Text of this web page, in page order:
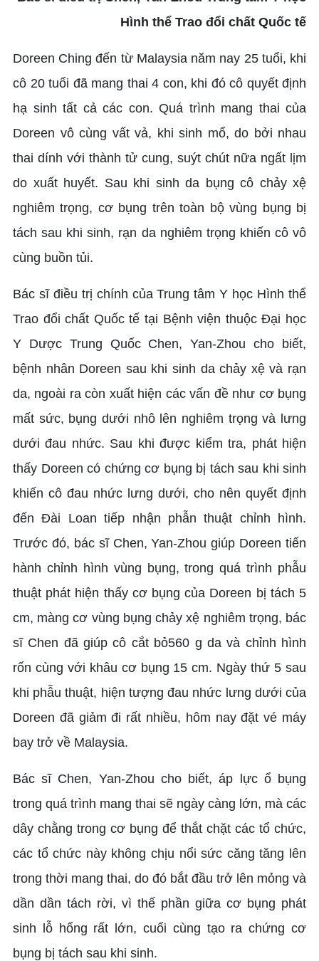
Hình thể Trao đổi chất Quốc tế
Doreen Ching đến từ Malaysia năm nay 25 tuổi, khi
cô 20 tuổi đã mang thai 4 con, khi đó cô quyết định
hạ sinh tất cả các con. Quá trình mang thai của
Doreen vô cùng vất vả, khi sinh mổ, do bởi nhau
thai dính với thành tử cung, suýt chút nữa ngất lịm
do xuất huyết. Sau khi sinh da bụng cô chảy xệ
nghiêm trọng, cơ bụng trên toàn bộ vùng bụng bị
tách sau khi sinh, rạn da nghiêm trọng khiến cô vô
cùng buồn tủi.
Bác sĩ điều trị chính của Trung tâm Y học Hình thể
Trao đổi chất Quốc tế tại Bệnh viện thuộc Đại học
Y Dược Trung Quốc Chen, Yan-Zhou cho biết,
bệnh nhân Doreen sau khi sinh da chảy xệ và rạn
da, ngoài ra còn xuất hiện các vấn đề như cơ bụng
mất sức, bụng dưới nhô lên nghiêm trọng và lưng
dưới đau nhức. Sau khi được kiểm tra, phát hiện
thấy Doreen có chứng cơ bụng bị tách sau khi sinh
khiến cô đau nhức lưng dưới, cho nên quyết định
đến Đài Loan tiếp nhận phẫn thuật chỉnh hình.
Trước đó, bác sĩ Chen, Yan-Zhou giúp Doreen tiến
hành chỉnh hình vùng bụng, trong quá trình phẫu
thuật phát hiện thấy cơ bụng của Doreen bị tách 5
cm, màng cơ vùng bụng chảy xệ nghiêm trọng, bác
sĩ Chen đã giúp cô cắt bỏ560 g da và chỉnh hình
rốn cùng với khâu cơ bụng 15 cm. Ngày thứ 5 sau
khi phẫu thuật, hiện tượng đau nhức lưng dưới của
Doreen đã giảm đi rất nhiều, hôm nay đặt vé máy
bay trở về Malaysia.
Bác sĩ Chen, Yan-Zhou cho biết, áp lực ổ bụng
trong quá trình mang thai sẽ ngày càng lớn, mà các
dây chằng trong cơ bụng để thắt chặt các tổ chức,
các tổ chức này không chịu nổi sức căng tăng lên
trong thời mang thai, do đó bắt đầu trở lên mỏng và
dần dần tách rời, vì thế phần giữa cơ bụng phát
sinh lỗ hổng rất lớn, cuối cùng tạo ra chứng cơ
bụng bị tách sau khi sinh.